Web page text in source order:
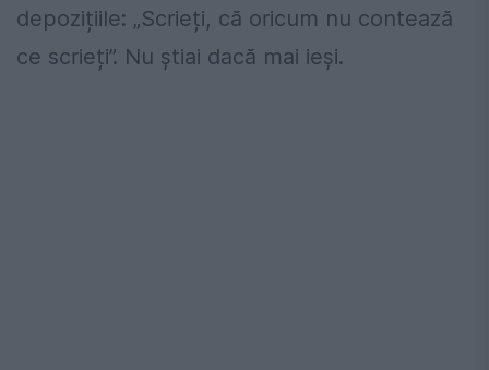
depozițiile: „Scrieți, că oricum nu contează
ce scrieți”. Nu știai dacă mai ieși.